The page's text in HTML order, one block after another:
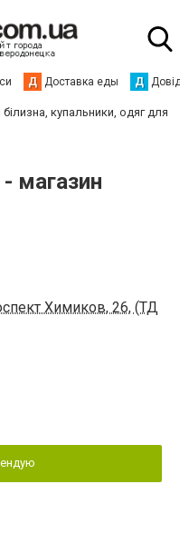
Д Доставка еды Д
купальники, одяг для
магазин
Химиков, 26, (ТД